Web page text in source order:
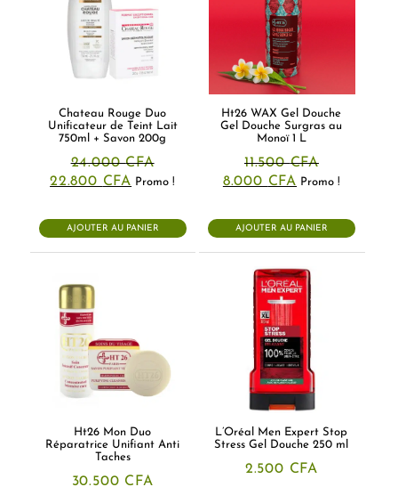
Chateau Rouge Duo
Unificateur de Teint Lait
750ml + Savon 200g
24.000CFA
Le
était :
24.000 CFA.
22.800 CFA Le
est :
22.800 CFA.
Promo !
AJOUTER AU PANIER
Ht26 WAX Gel Douche
Gel Douche Surgras au
Monoï 1 L
11.500CFA
Le
était :
11.500 CFA.
8.000 CFA Le
est :
8.000 CFA.
Promo !
AJOUTER AU PANIER
Ht26 Mon Duo
Réparatrice Unifiant Anti
Taches
30.500 CFA
L’Oréal Men Expert Stop
Stress Gel Douche 250 ml
2.500 CFA